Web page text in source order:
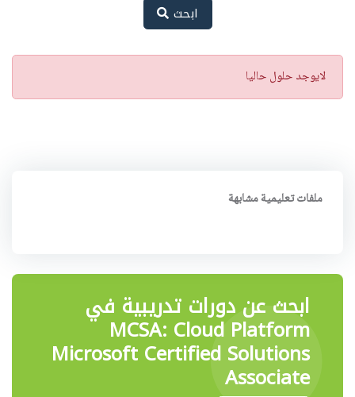
ابحث
تنبيه
لايوجد حلول حاليا
ملفات تعليمية مشابهة
ابحث عن دورات تدريبية في
MCSA: Cloud Platform
Microsoft Certified Solutions
Associate